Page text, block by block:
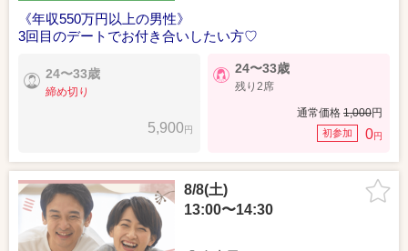
《年収550万円以上の男性》
3回目のデートでお付き合いしたい方♡
24〜33歳
締め切り
5,900円
24〜33歳
残り2席
通常価格 1,000円
初参加 0円
8/8(土)
13:00〜14:30